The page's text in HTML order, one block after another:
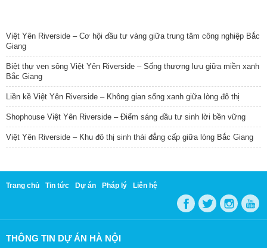
Việt Yên Riverside – Cơ hội đầu tư vàng giữa trung tâm công nghiệp Bắc
Giang
Biệt thự ven sông Việt Yên Riverside – Sống thượng lưu giữa miền xanh
Bắc Giang
Liền kề Việt Yên Riverside – Không gian sống xanh giữa lòng đô thị
Shophouse Việt Yên Riverside – Điểm sáng đầu tư sinh lời bền vững
Việt Yên Riverside – Khu đô thị sinh thái đẳng cấp giữa lòng Bắc Giang
Trang chủ Tin tức Dự án Pháp lý Liên hệ
THÔNG TIN DỰ ÁN HÀ NỘI